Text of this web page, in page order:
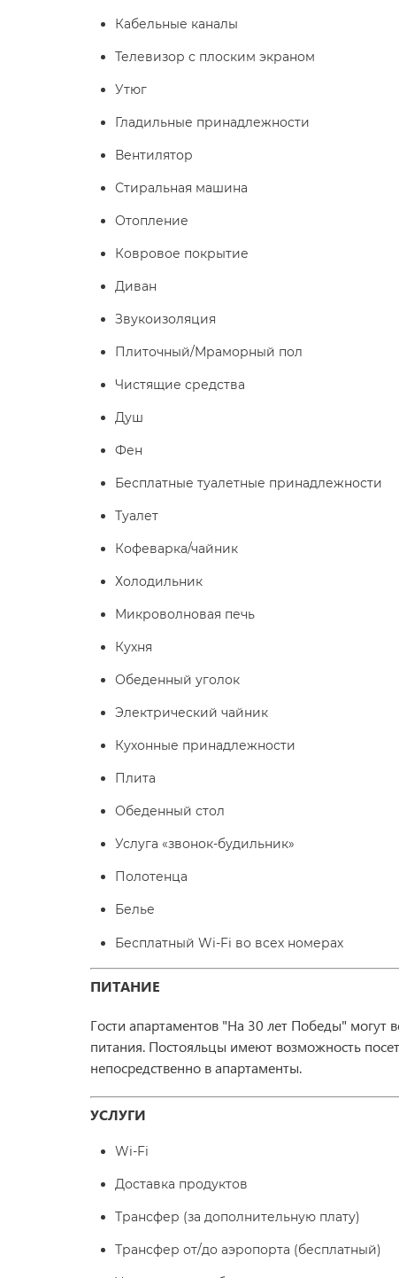
Кабельные каналы
Телевизор с плоским экраном
Утюг
Гладильные принадлежности
Вентилятор
Стиральная машина
Отопление
Ковровое покрытие
Диван
Звукоизоляция
Плиточный/Мраморный пол
Чистящие средства
Душ
Фен
Бесплатные туалетные принадлежности
Туалет
Кофеварка/чайник
Холодильник
Микроволновая печь
Кухня
Обеденный уголок
Электрический чайник
Кухонные принадлежности
Плита
Обеденный стол
Услуга «звонок-будильник»
Полотенца
Белье
Бесплатный Wi-Fi во всех номерах
ПИТАНИЕ
Гости апартаментов "На 30 лет Победы" могут
питания. Постояльцы имеют возможность
непосредственно в апартаменты.
УСЛУГИ
Wi-Fi
Доставка продуктов
Трансфер (за дополнительную плату)
Трансфер от/до аэропорта (бесплатный)